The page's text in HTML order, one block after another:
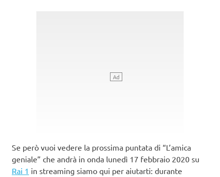
Se però vuoi vedere la prossima puntata di “L’amica
geniale” che andrà in onda lunedì 17 febbraio 2020 su
Rai 1 in streaming siamo qui per aiutarti: durante